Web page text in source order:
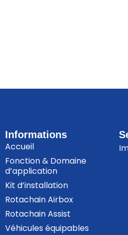
Informations
Accueil
Fonction & Domaine
d’application
Kit d’installation
Rotachain Airbox
Rotachain Assist
Véhicules équipables